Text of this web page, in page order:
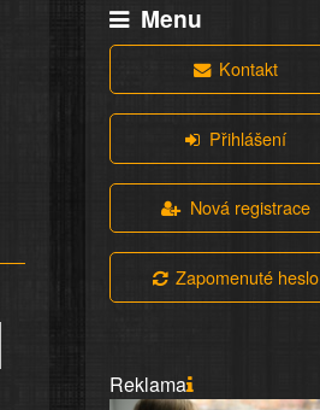
Menu
Kontakt
Přihlášení
Nová registrace
Zapomenuté heslo
Reklama